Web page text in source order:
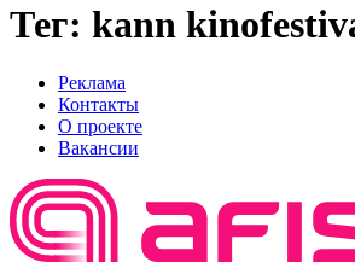
Тег: kann
Реклама
Контакты
О проекте
Вакансии